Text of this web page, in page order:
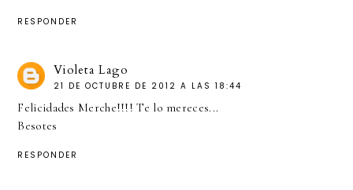
RESPONDER
Violeta Lago
21 DE OCTUBRE DE 2012 A LAS 18:44
Felicidades Merche!!!! Te lo mereces...
Besotes
RESPONDER